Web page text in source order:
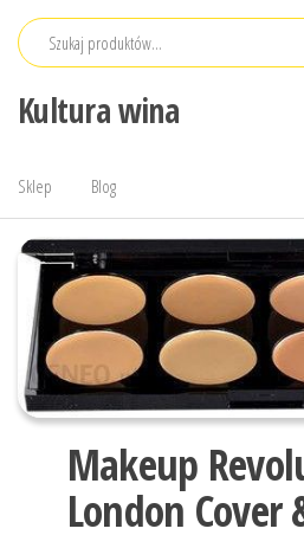
Przejdź
Kultura wina
Sklep Blog
Makeup
London Cover